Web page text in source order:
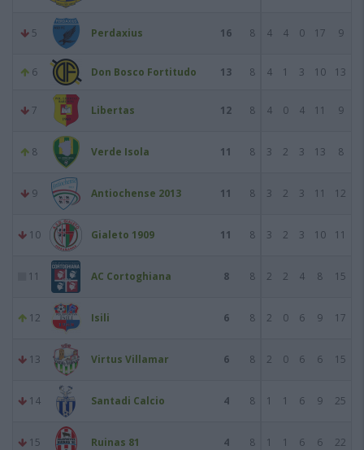
5 Perdaxius 16 8 4 4 0 17 9
6 Don Bosco Fortitudo 13 8 4 1 3 10 13
7 Libertas 12 8 4 0 4 11 9
8 Verde Isola 11 8 3 2 3 13 8
9 Antiochense 2013 11 8 3 2 3 11 12
10 Gialeto 1909 11 8 3 2 3 10 11
11 AC Cortoghiana 8 8 2 2 4 8 15
12 Isili 6 8 2 0 6 9 17
13 Virtus Villamar 6 8 2 0 6 6 15
14 Santadi Calcio 4 8 1 1 6 9 25
15 Ruinas 81 4 8 1 1 6 6 22